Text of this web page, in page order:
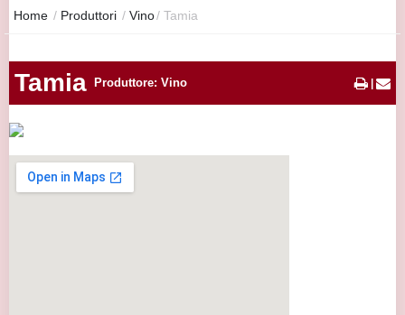
Home / Produttori / Vino/ Tamia
Tamia Produttore: Vino |